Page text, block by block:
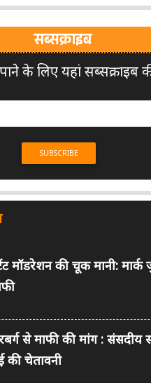
सब्सक्राइब
के लिए यहां सब्सक्राइब
मॉडरेशन की चूक मानी: मार्क
से माफी की मांग : संसदीय
की चेतावनी